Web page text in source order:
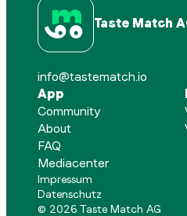
Taste Match
info@tastematch.io
App
Community
About
FAQ
Mediacenter
Impressum
Datenschutz
© 2026 Taste Match AG